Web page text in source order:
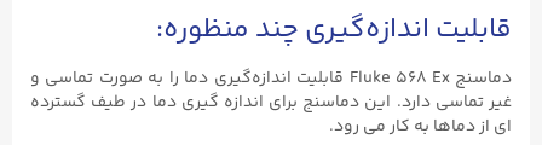
قابلیت اندازه‌گیری چند منظوره:
دماسنج Fluke ۵۶۸ Ex قابلیت اندازه‌گیری دما را به صورت تماسی و
غیر تماسی دارد. این دماسنج برای اندازه گیری دما در طیف گسترده
ای از دماها به کار می رود.